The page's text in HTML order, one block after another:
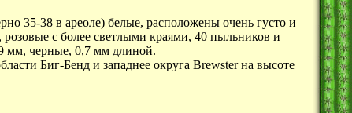
35-38 в ареоле) белые, расположены очень густо и
с более светлыми краями, 40 пыльников и
мм, черные, 0,7 мм длиной.
Биг-Бенд и западнее округа Brewster на высоте